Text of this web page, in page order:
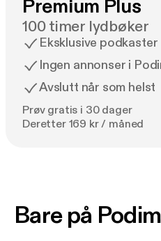
Premium Plus
100 timer lydbøker
Eksklusive podkaster
Ingen annonser i
Avslutt når som helst
Prøv gratis i 30 dager
Deretter 169 kr / måned
Bare på